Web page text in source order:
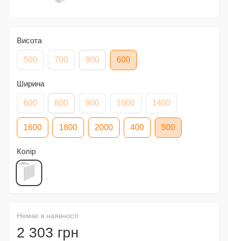
Висота
500 700 900 600
Ширина
600 800 900 1000 1400
1600 1800 2000 400 500
Колір
Немає в наявності
2 303 грн